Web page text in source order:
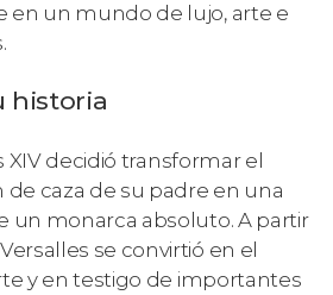
en un mundo de lujo, arte e
historia
XIV decidió transformar el
caza de su padre en una
un monarca absoluto. A partir
se convirtió en el
y en testigo de importantes